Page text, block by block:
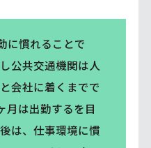
に慣れることで
公共交通機関は人
会社に着くまでで
月は出勤するを目
は、仕事環境に慣